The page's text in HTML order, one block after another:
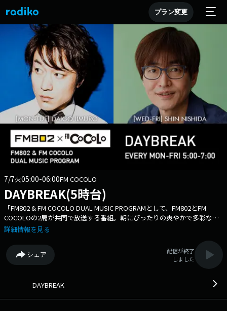
プラン変更
7/7火05:00-06:00FM COCOLO
DAYBREAK(5時台)
「FM802 & FM COCOLO DUAL MUSIC PROGRAMとして、FM802とFM
COCOLOの2局が共同で放送する番組。朝にぴったりの爽やかで多彩な音
楽プログラム。週を通じて早朝の時間帯に、リスナーの一日のスタートの
●facebookページ ●twitterハッシュタグ「#fmcocolo765」
●twitterアカウント「@fmcocolo765」
詳細情報を見る
シェア
配信が終了
しました
DAYBREAK